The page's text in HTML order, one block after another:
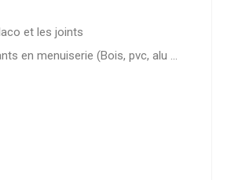
et les joints
en menuiserie (Bois, pvc, alu …